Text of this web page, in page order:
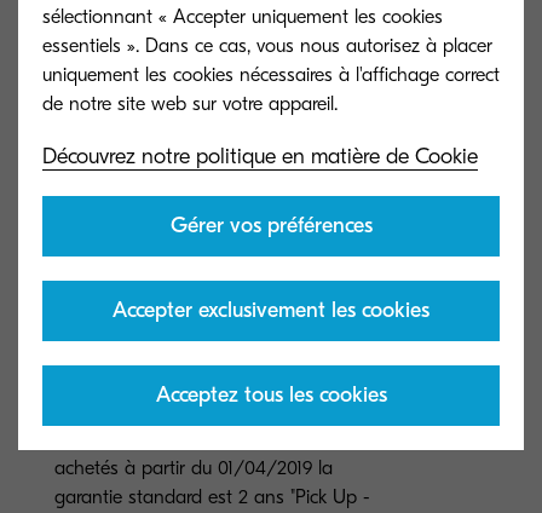
26 secondes ou moins
Consommation électrique
En veille : 0,6 W
pendant 3 ans ou 200 000 pages
utilisée et nettoyée conformément aux
achetés à partir du 01/04/2019 la
garantie standard est 2 ans "Pick Up -
sélectionnant « Accepter uniquement les cookies
essentiels ». Dans ce cas, vous nous autorisez à placer
uniquement les cookies nécessaires à l'affichage correct
Découvrez notre politique en matière de Cookie
Gérer vos préférences
Accepter exclusivement les cookies
essentiels
Acceptez tous les cookies